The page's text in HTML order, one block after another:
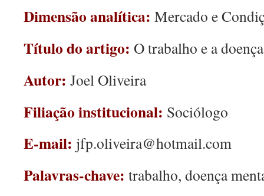
Dimensão analítica: Mercado e
Título do artigo: O trabalho e a
Autor: Joel Oliveira
Filiação institucional: Sociólogo
E-mail: jfp.oliveira@hotmail.com
Palavras-chave: trabalho, doença